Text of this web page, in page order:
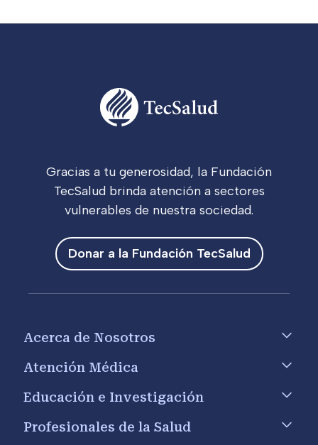
Gracias a tu generosidad, la Fundación
TecSalud brinda atención a sectores
vulnerables de nuestra sociedad.
Donar a la Fundación TecSalud
Acerca de Nosotros
Atención Médica
Educación e Investigación
Profesionales de la Salud